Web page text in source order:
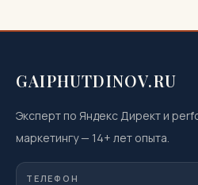
GAIPHUTDINOV.RU
Эксперт по Яндекс Директ и
маркетингу— 14+ лет опыта.
ТЕЛЕФОН